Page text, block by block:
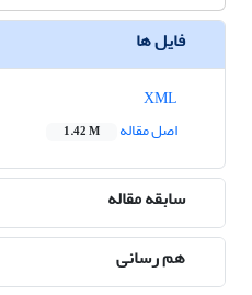
فایل ها
اصل مقاله
1.42 M
سابقه مقاله
هم رسانی